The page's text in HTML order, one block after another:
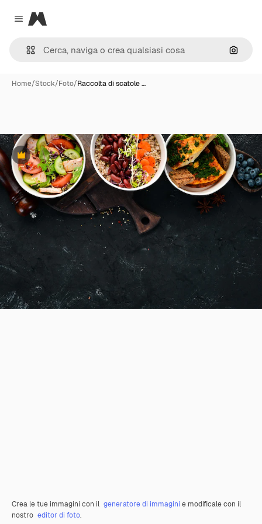
Close menu
Magnific
Cerca
Home/Stock/Foto/Raccolta di scatole …
Premium
Crea le tue immagini con il generatore di immagini e modificale con il
nostro editor di foto.